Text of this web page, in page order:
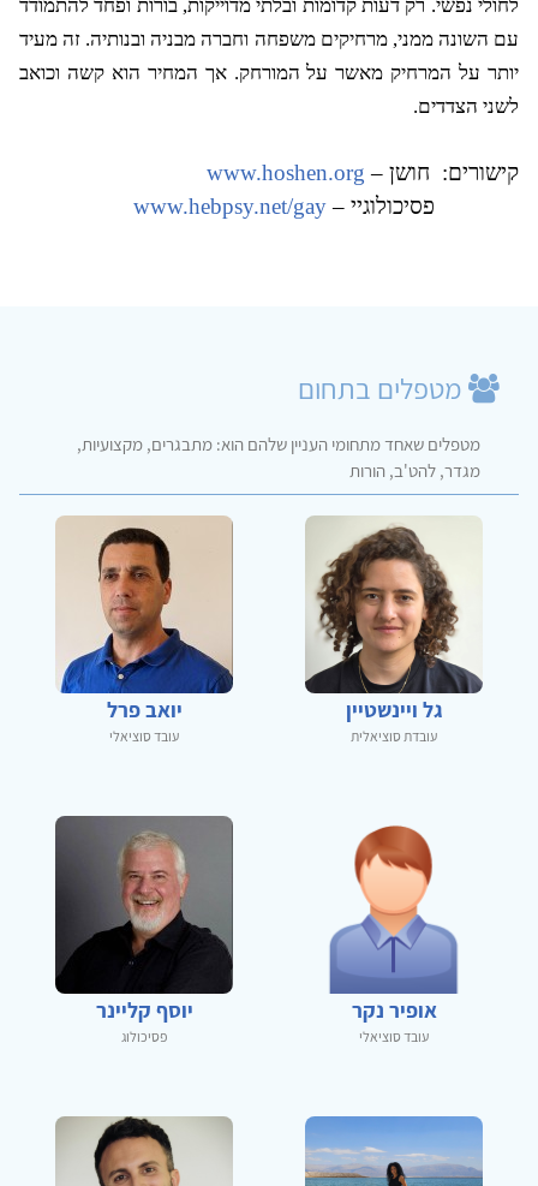
לחולי נפשי. רק דעות קדומות ובלתי מדוייקות, בורות ופחד להתמודד
עם השונה ממני, מרחיקים משפחה וחברה מבניה ובנותיה. זה מעיד
יותר על המרחיק מאשר על המורחק. אך המחיר הוא קשה וכואב
לשני הצדדים.
קישורים: חושן – www.hoshen.org
פסיכולוגיי –www.hebpsy.net/gay
מטפלים בתחום
מטפלים שאחד מתחומי העניין שלהם הוא: מתבגרים, מקצועיות,
מגדר, להט'ב, הורות
גל ויינשטיין
עובדת סוציאלית
יואב פרל
עובד סוציאלי
אופיר נקר
עובד סוציאלי
יוסף קליינר
פסיכולוג